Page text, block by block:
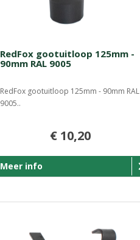
RedFox gootuitloop 125mm -
90mm RAL 9005
RedFox gootuitloop 125mm - 90mm RAL
9005..
€ 10,20
Meer info